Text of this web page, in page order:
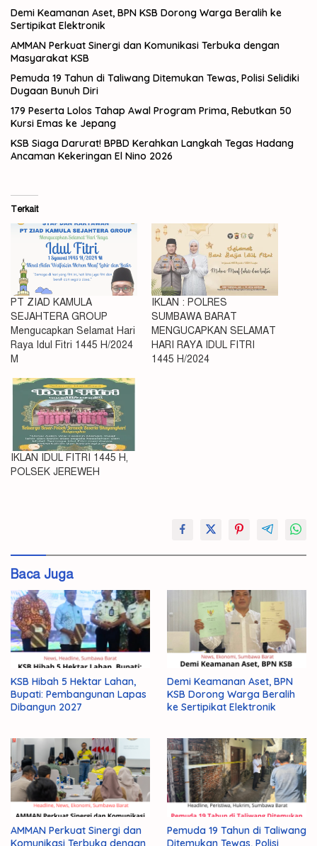
Demi Keamanan Aset, BPN KSB Dorong Warga Beralih ke
Sertipikat Elektronik
AMMAN Perkuat Sinergi dan Komunikasi Terbuka dengan
Masyarakat KSB
Pemuda 19 Tahun di Taliwang Ditemukan Tewas, Polisi Selidiki
Dugaan Bunuh Diri
179 Peserta Lolos Tahap Awal Program Prima, Rebutkan 50
Kursi Emas ke Jepang
KSB Siaga Darurat! BPBD Kerahkan Langkah Tegas Hadang
Ancaman Kekeringan El Nino 2026
Terkait
PT ZIAD KAMULA
SEJAHTERA GROUP
Mengucapkan Selamat Hari
Raya Idul Fitri 1445 H/2024
M
IKLAN : POLRES
SUMBAWA BARAT
MENGUCAPKAN SELAMAT
HARI RAYA IDUL FITRI
1445 H/2024
IKLAN IDUL FITRI 1445 H,
POLSEK JEREWEH
Baca Juga
KSB Hibah 5 Hektar Lahan,
Bupati: Pembangunan Lapas
Dibangun 2027
Demi Keamanan Aset, BPN
KSB Dorong Warga Beralih
ke Sertipikat Elektronik
AMMAN Perkuat Sinergi dan
Komunikasi Terbuka dengan
Pemuda 19 Tahun di Taliwang
Ditemukan Tewas, Polisi